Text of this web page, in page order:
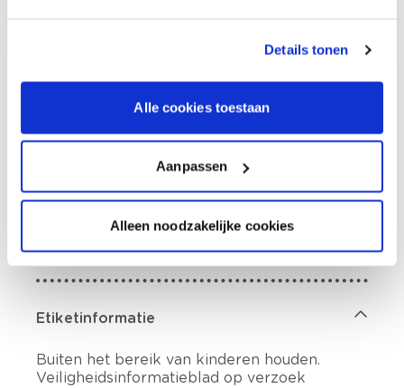
Details tonen
Alle cookies toestaan
Aanpassen
Alleen noodzakelijke cookies
Productomschrijving
Hoe te gebruiken?
Voorbereiding
Etiketinformatie
Buiten het bereik van kinderen houden.
Veiligheidsinformatieblad op verzoek